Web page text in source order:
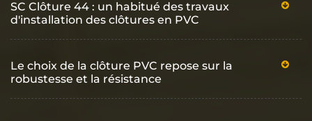
SC Clôture 44 : un habitué des travaux
d'installation des clôtures en PVC
Le choix de la clôture PVC repose sur la
robustesse et la résistance